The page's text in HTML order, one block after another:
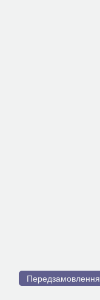
Передзамовлення